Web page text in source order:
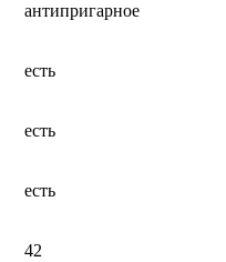
антипригарное
есть
есть
есть
42